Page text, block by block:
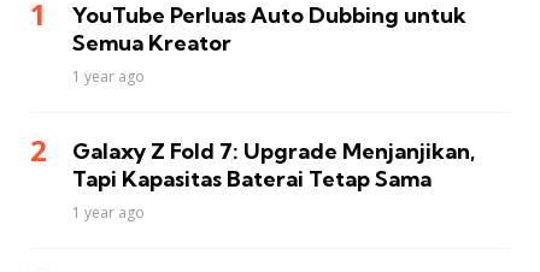
YouTube Perluas Auto Dubbing untuk
Semua Kreator
1 year ago
Galaxy Z Fold 7: Upgrade Menjanjikan,
Tapi Kapasitas Baterai Tetap Sama
1 year ago